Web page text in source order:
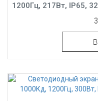
1200Гц, 217Вт, IP65,